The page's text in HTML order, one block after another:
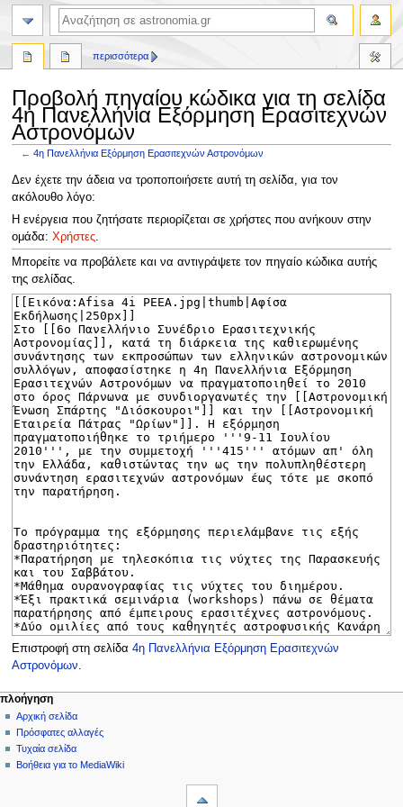
Προβολή πηγαίου κώδικα για τη σελίδα
4η Πανελλήνια Εξόρμηση Ερασιτεχνών
Αστρονόμων
←4η Πανελλήνια Εξόρμηση Ερασιτεχνών Αστρονόμων
Πήδηση
στην
πλοήγηση
Πήδηση
στην
αναζήτηση
Δεν έχετε την άδεια να τροποποιήσετε αυτή τη σελίδα, για τον
ακόλουθο λόγο:
Η ενέργεια που ζητήσατε περιορίζεται σε χρήστες που ανήκουν στην
ομάδα: Χρήστες.
Μπορείτε να προβάλετε και να αντιγράψετε τον πηγαίο κώδικα αυτής
της σελίδας.
Επιστροφή στη σελίδα 4η Πανελλήνια Εξόρμηση Ερασιτεχνών
Αστρονόμων
Μ
ε
ν
ο
ενέργειες σελίδας
σελίδα
συζήτηση
ανάγνωση
προβολή
περισσότερα
προσωπικά εργαλεία
δημιουργία
λογαριασμού
σύνδεση
πλοήγηση
Αρχική σελίδα
Πρόσφατες αλλαγές
Τυχαία σελίδα
Βοήθεια για το MediaWiki
αναζήτηση